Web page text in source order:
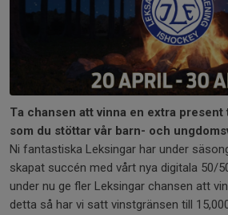
Ta chansen att vinna en extra
som du stöttar vår barn- och
Ni fantastiska Leksingar har under
skapat succén med vårt nya digitala 50/
under nu ge fler Leksingar chansen att
detta så har vi satt vinstgränsen till